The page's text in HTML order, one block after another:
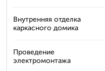
Внутренняя отделка
каркасного домика
Проведение
электромонтажа